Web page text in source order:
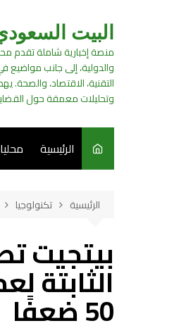
البيت
منصة إخبارية شاملة تقدم
والدولية، إلى جانب مواضيع
التقنية، الاقتصاد، والصحة.
وتحليلات معمقة حول
الرئيسية
طبخ
الرئيسية تكنولوجيا
بيتجيت
الثابتة
50 ضعفًا